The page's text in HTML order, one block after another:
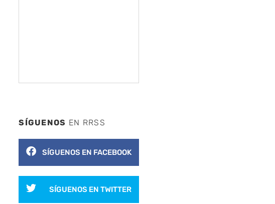
SÍGUENOS EN RRSS
SÍGUENOS EN FACEBOOK
SÍGUENOS EN TWITTER